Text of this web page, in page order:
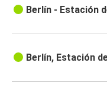
Berlín - Estación
Berlín, Estación